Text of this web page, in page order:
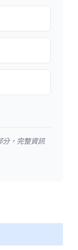
分，完整資訊